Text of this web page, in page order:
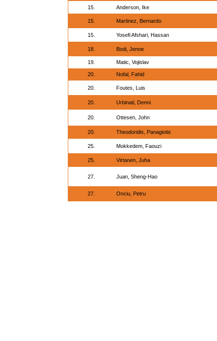
15. Anderson, Ike
15. Martinez, Bernardo
15. Yosefi Afshari, Hassan
18. Bodi, Jenoe
19. Matic, Vojislav
20. Nofal, Fahid
20. Foutes, Luis
20. Urbinati, Denni
20. Ottesen, John
20. Theodoridis, Panagiotis
25. Mokkedem, Faouzi
25. Virtanen, Juha
27. Juan, Sheng-Hao
27. Onciu, Petru